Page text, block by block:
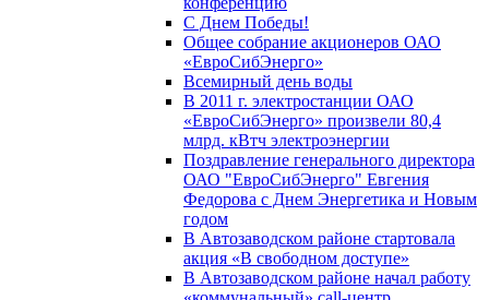
С Днем Победы!
Общее собрание акционеров ОАО
«ЕвроСибЭнерго»
Всемирный день воды
В 2011 г. электростанции ОАО
«ЕвроСибЭнерго» произвели 80,4
млрд. кВтч электроэнергии
Поздравление генерального директора
ОАО "ЕвроСибЭнерго" Евгения
Федорова с Днем Энергетика и Новым
годом
В Автозаводском районе стартовала
акция «В свободном доступе»
В Автозаводском районе начал работу